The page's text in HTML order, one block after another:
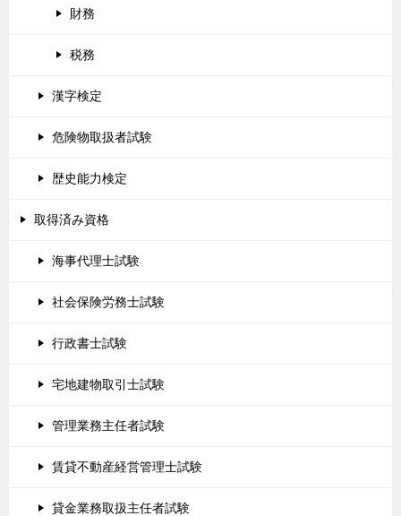
財務
税務
漢字検定
危険物取扱者試験
歴史能力検定
取得済み資格
海事代理士試験
社会保険労務士試験
行政書士試験
宅地建物取引士試験
管理業務主任者試験
賃貸不動産経営管理士試験
貸金業務取扱主任者試験